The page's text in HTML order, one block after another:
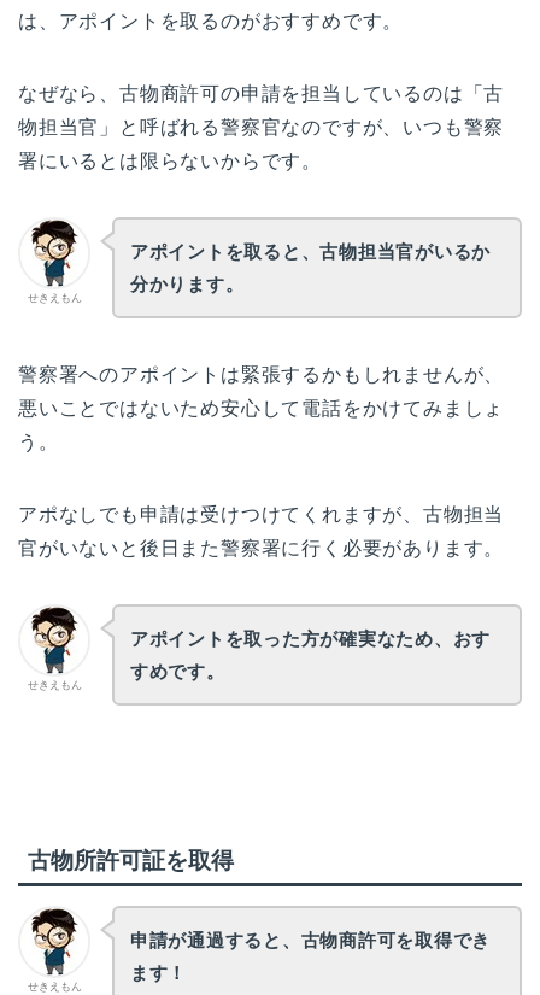
は、アポイントを取るのがおすすめです。
なぜなら、古物商許可の申請を担当しているのは「古
物担当官」と呼ばれる警察官なのですが、いつも警察
署にいるとは限らないからです。
せきえもん
アポイントを取ると、古物担当官がいるか
分かります。
警察署へのアポイントは緊張するかもしれませんが、
悪いことではないため安心して電話をかけてみましょ
う。
アポなしでも申請は受けつけてくれますが、古物担当
官がいないと後日また警察署に行く必要があります。
せきえもん
アポイントを取った方が確実なため、おす
すめです。
古物所許可証を取得
せきえもん
申請が通過すると、古物商許可を取得でき
ます！